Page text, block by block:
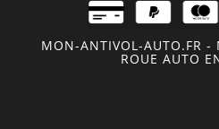
MON-ANTIVOL-AUTO.FR -
ROUE AUTO